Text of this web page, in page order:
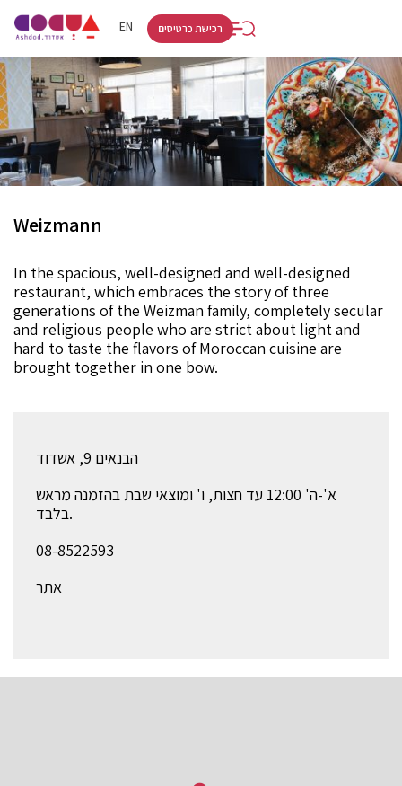
EN
HE
רכישת כרטיסים
Weizmann
In the spacious, well-designed and well-designed
restaurant, which embraces the story of three
generations of the Weizman family, completely secular
and religious people who are strict about light and
hard to taste the flavors of Moroccan cuisine are
brought together in one bow.
הבנאים 9, אשדוד
א'-ה' 12:00 עד חצות, ו' ומוצאי שבת בהזמנה מראש
בלבד.
08-8522593
אתר